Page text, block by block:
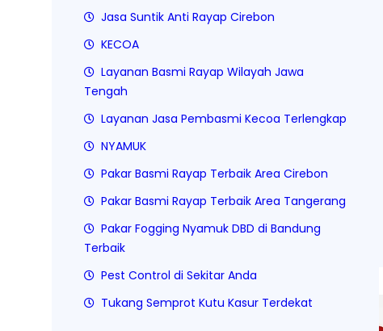
Jasa Suntik Anti Rayap Cirebon
KECOA
Layanan Basmi Rayap Wilayah Jawa
Tengah
Layanan Jasa Pembasmi Kecoa Terlengkap
NYAMUK
Pakar Basmi Rayap Terbaik Area Cirebon
Pakar Basmi Rayap Terbaik Area Tangerang
Pakar Fogging Nyamuk DBD di Bandung
Terbaik
Pest Control di Sekitar Anda
Tukang Semprot Kutu Kasur Terdekat